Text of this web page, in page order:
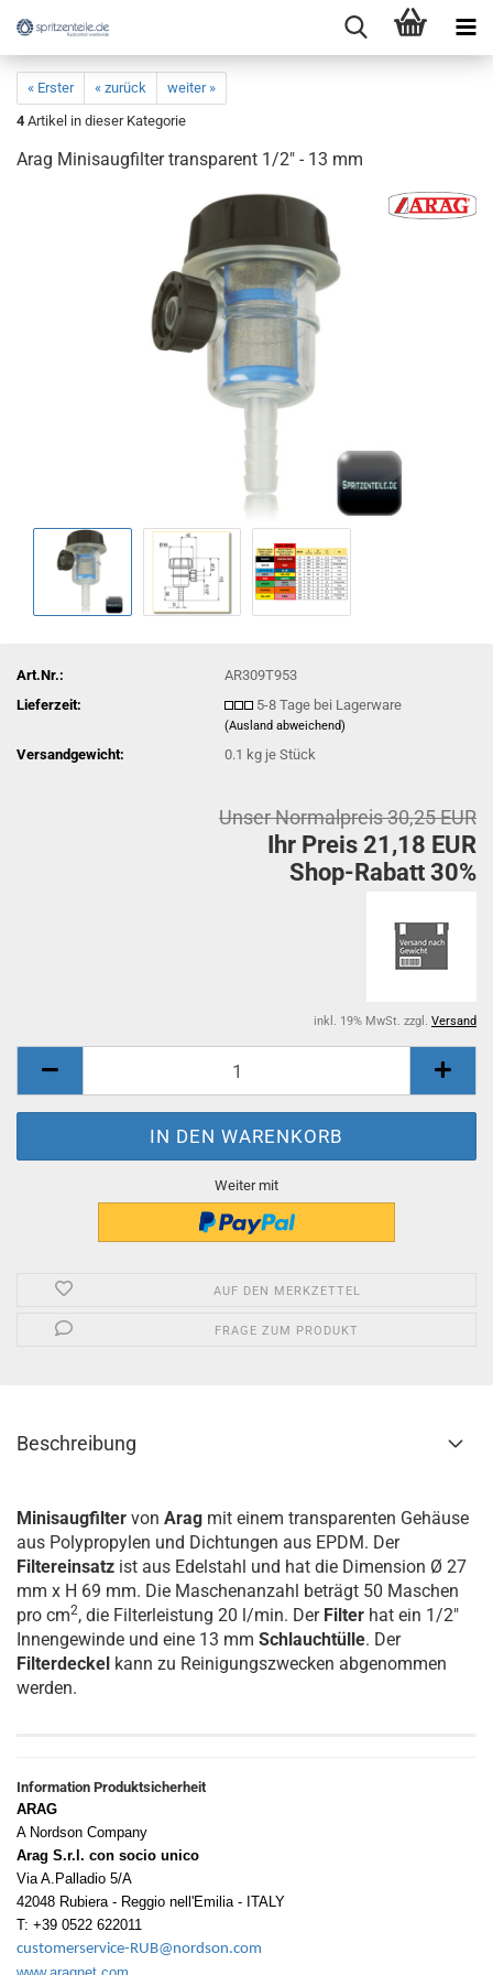
« Erster « zurück
weiter »
4 Artikel in dieser Kategorie
Arag Minisaugfilter transparent 1/2" - 13 mm
Art.Nr.:
AR309T953
Lieferzeit:
5-8 Tage bei Lagerware
(Ausland abweichend)
Versandgewicht: 0.1 kg je Stück
Unser Normalpreis 30,25 EUR
Ihr Preis 21,18 EUR
Shop-Rabatt 30%
inkl. 19% MwSt. zzgl. Versand
Weiter mit
AUF DEN MERKZETTEL
FRAGE ZUM PRODUKT
Beschreibung
Minisaugfilter von Arag mit einem transparenten Gehäuse
aus Polypropylen und Dichtungen aus EPDM. Der
Filtereinsatz ist aus Edelstahl und hat die Dimension Ø 27
mm x H 69 mm. Die Maschenanzahl beträgt 50 Maschen
pro cm2, die Filterleistung 20 l/min. Der Filter hat ein 1/2"
Innengewinde und eine 13 mm Schlauchtülle. Der
Filterdeckel kann zu Reinigungszwecken abgenommen
werden.
Information Produktsicherheit
ARAG
A Nordson Company
Arag S.r.l. con socio unico
Via A.Palladio 5/A
42048 Rubiera - Reggio nell'Emilia - ITALY
T: +39 0522 622011
customerservice-RUB@nordson.com